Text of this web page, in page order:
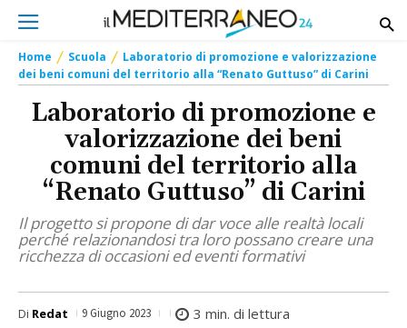
Home Scuola
Laboratorio di promozione e valorizzazione
dei beni comuni del territorio alla “Renato Guttuso” di Carini
Laboratorio di promozione e
valorizzazione dei beni
comuni del territorio alla
“Renato Guttuso” di Carini
Il progetto si propone di dar voce alle realtà locali
perché relazionandosi tra loro possano creare una
ricchezza di occasioni ed eventi formativi
Di Redat 9 Giugno 2023 3 min. di lettura